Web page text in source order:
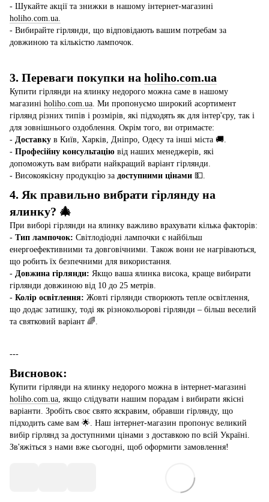
- Шукайте акції та знижки в нашому інтернет-магазині
holiho.com.ua.
- Вибирайте гірлянди, що відповідають вашим потребам за
довжиною та кількістю лампочок.
3. Переваги покупки на holiho.com.ua
Купити гірлянди на ялинку недорого можна саме в нашому
магазині holiho.com.ua. Ми пропонуємо широкий асортимент
гірлянд різних типів і розмірів, які підходять як для інтер'єру, так і
для зовнішнього оздоблення. Окрім того, ви отримаєте:
- Доставку в Київ, Харків, Дніпро, Одесу та інші міста 🚚.
- Професійну консультацію від наших менеджерів, які
допоможуть вам вибрати найкращий варіант гірлянди.
- Високоякісну продукцію за доступними цінами 💵.
4. Як правильно вибрати гірлянду на
ялинку? 🎄
При виборі гірлянди на ялинку важливо врахувати кілька факторів:
- Тип лампочок: Світлодіодні лампочки є найбільш
енергоефективними та довговічними. Також вони не нагріваються,
що робить їх безпечними для використання.
- Довжина гірлянди: Якщо ваша ялинка висока, краще вибирати
гірлянди довжиною від 10 до 25 метрів.
- Колір освітлення: Жовті гірлянди створюють тепле освітлення,
що додає затишку, тоді як різнокольорові гірлянди – більш веселий
та святковий варіант 🌈.
---
Висновок:
Купити гірлянди на ялинку недорого можна в інтернет-магазині
holiho.com.ua, якщо слідувати нашим порадам і вибирати якісні
варіанти. Зробіть своє свято яскравим, обравши гірлянду, що
підходить саме вам 🌟. Наш інтернет-магазин пропонує великий
вибір гірлянд за доступними цінами з доставкою по всій Україні.
Зв'яжіться з нами вже сьогодні, щоб оформити замовлення!